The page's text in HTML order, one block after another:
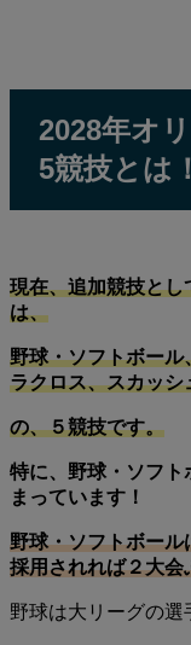
2028年オ
5競技とは
現在、追加競技とし
は、
野球・ソフトボール
ラクロス、スカッシ
の、５競技です。
特に、野球・ソフト
まっています！
野球・ソフトボール
採用されれば２大会
野球は大リーグの選